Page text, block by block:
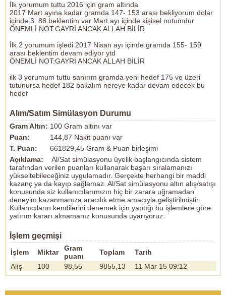
İlk yorumum tuttu 2016 için gram altında
2017 Mart ayına kadar gramda 147- 153 arası bekliyorum dolar
içinde 3. 88 beklentim var Mart ayı içinde kişisel notumdur
ÖNEMLİ NOT:GAYRİ ANCAK ALLAH BİLİR
İlk 2 yorumum işledi 2017 Nisan ayı içinde gramda 155- 159
arası beklentim devam ediyor ytd
ÖNEMLİ NOT:GAYRİ ANCAK ALLAH BİLİR
ilk 3 yorumum tuttu sanırım gramda yeni hedef 175 ve üzeri
tutunursa hedef 182 bakalım nereye kadar devam edecek bu
hedef
Alım/Satım Simülasyon Durumu
Gram Altın: 100 Gram altını var
Puan:
144,87 Nakit puanı var
T. Puan:
661829,45 Gram & Puan birleşimi
Açıklama:
Al/Sat simülasyonu üyelik başlangıcında sistem
tarafından verilen puanları kullanarak başarı sıralamanızı
yükseltebileceğiniz uygulamadır. Gerçekte herhangi bir maddi
kazanç ya da kayıp sağlamaz. Al/Sat simülasyonu altın alış/satışı
konusunda siz kullanıcılarımızın hiç bir zarara uğramadan
deneyim kazanmanıza aracılık etme amacıyla geliştirilmiştir.
Kullanıcıların kendilerini denemek için yaptığı bu işlemlere göre
yatırım kararı almamanız konusunda uyarıyoruz.
İşlem geçmişi
İşlem Miktar
Gram
puanı
Toplam
Tarih
Alış
100 98,55 9855,13 11 Mar 15 09:12